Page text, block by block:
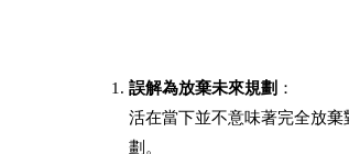
誤解為放棄未來規劃 ：
活在當下並不意味著完全放
劃。